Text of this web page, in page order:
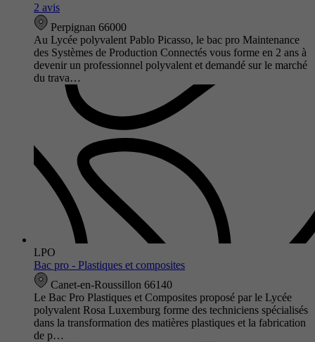
2 avis
Perpignan 66000
Au Lycée polyvalent Pablo Picasso, le bac pro Maintenance
des Systèmes de Production Connectés vous forme en 2 ans à
devenir un professionnel polyvalent et demandé sur le marché
du trava…
LPO
Bac pro - Plastiques et composites
Canet-en-Roussillon 66140
Le Bac Pro Plastiques et Composites proposé par le Lycée
polyvalent Rosa Luxemburg forme des techniciens spécialisés
dans la transformation des matières plastiques et la fabrication
de p…